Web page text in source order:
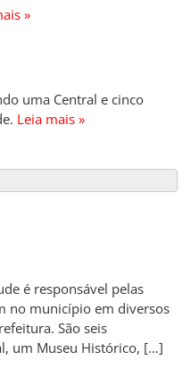
»
uma Central e cinco
Leia mais »
é responsável pelas
no município em diversos
São seis
um Museu Histórico, […]